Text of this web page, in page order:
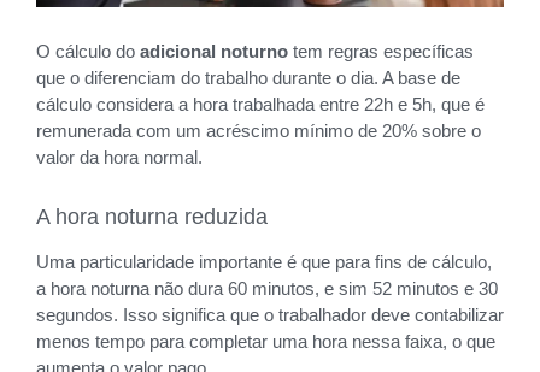
O cálculo do adicional noturno tem regras específicas
que o diferenciam do trabalho durante o dia. A base de
cálculo considera a hora trabalhada entre 22h e 5h, que é
remunerada com um acréscimo mínimo de 20% sobre o
valor da hora normal.
A hora noturna reduzida
Uma particularidade importante é que para fins de cálculo,
a hora noturna não dura 60 minutos, e sim 52 minutos e 30
segundos. Isso significa que o trabalhador deve contabilizar
menos tempo para completar uma hora nessa faixa, o que
aumenta o valor pago.